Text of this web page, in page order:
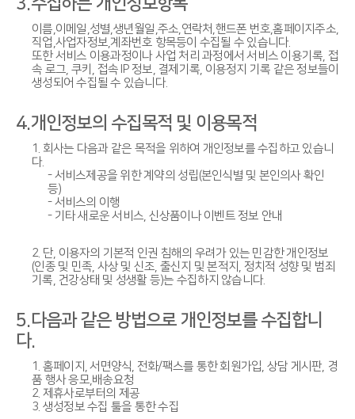
이름,이메일,성별,생년월일,주소,연락처,핸드폰 번호,홈페이지주소,
직업,사업자정보,계좌번호 항목등이 수집될 수 있습니다.
또한 서비스 이용과정이나 사업 처리 과정에서 서비스 이용기록, 접
속 로그, 쿠키, 접속 IP 정보, 결제기록, 이용정지 기록 같은 정보들이
생성되어 수집될 수 있습니다.
4.개인정보의 수집목적 및 이용목적
1. 회사는 다음과 같은 목적을 위하여 개인정보를 수집하고 있습니
다.
- 서비스제공을 위한 계약의 성립(본인식별 및 본인의사 확인
등)
- 서비스의 이행
- 기타 새로운 서비스, 신상품이나 이벤트 정보 안내
2. 단, 이용자의 기본적 인권 침해의 우려가 있는 민감한 개인정보
(인종 및 민족, 사상 및 신조, 출신지 및 본적지, 정치적 성향 및 범죄
기록, 건강상태 및 성생활 등)는 수집하지 않습니다.
5.다음과 같은 방법으로 개인정보를 수집합니
다.
1. 홈페이지, 서면양식, 전화/팩스를 통한 회원가입, 상담 게시판, 경
품 행사 응모,배송요청
2. 제휴사로부터의 제공
3. 생성정보 수집 툴을 통한 수집